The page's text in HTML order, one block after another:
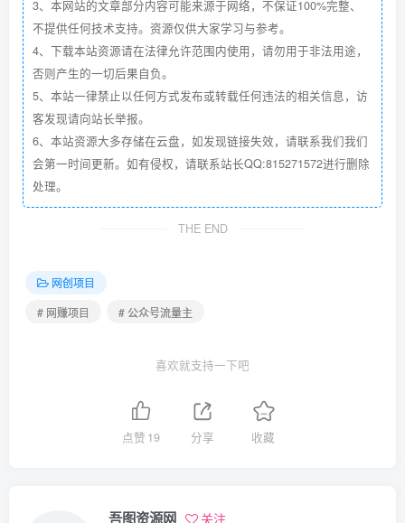
3、本网站的文章部分内容可能来源于网络，不保证100%完整、
不提供任何技术支持。资源仅供大家学习与参考。
4、下载本站资源请在法律允许范围内使用，请勿用于非法用途，
否则产生的一切后果自负。
5、本站一律禁止以任何方式发布或转载任何违法的相关信息，访
客发现请向站长举报。
6、本站资源大多存储在云盘，如发现链接失效，请联系我们我们
会第一时间更新。如有侵权，请联系站长QQ:815271572进行删除
处理。
THE END
网创项目
# 网赚项目
# 公众号流量主
喜欢就支持一下吧
点赞 19 分享 收藏
吾图资源网 关注